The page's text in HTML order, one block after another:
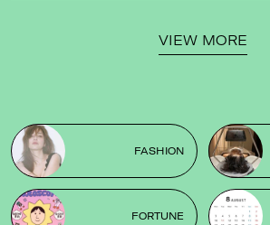
VIEW MORE
FASHION
FORTUNE